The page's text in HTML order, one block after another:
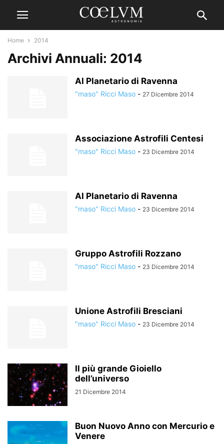
Home 2014
Archivi Annuali: 2014
Al Planetario di Ravenna
"maso" Ricci Maso - 27 Dicembre 2014
Associazione Astrofili Centesi
"maso" Ricci Maso - 23 Dicembre 2014
Al Planetario di Ravenna
"maso" Ricci Maso - 23 Dicembre 2014
Gruppo Astrofili Rozzano
"maso" Ricci Maso - 23 Dicembre 2014
Unione Astrofili Bresciani
"maso" Ricci Maso - 23 Dicembre 2014
Il più grande Gioiello
dell’universo
21 Dicembre 2014
Buon Nuovo Anno con Mercurio e
Venere